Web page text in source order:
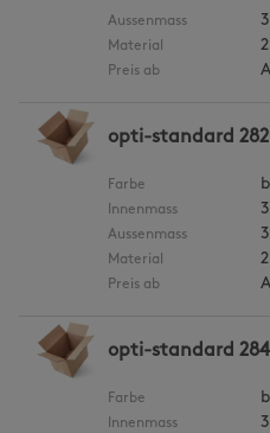
Aussenmass
Material
Preis ab
opti-standard
Farbe
Innenmass
Aussenmass
Material
Preis ab
opti-standard
Farbe
Innenmass